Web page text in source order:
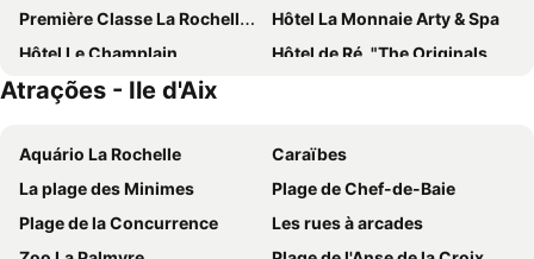
Première Classe La Rochelle Sud-Aytré
Hôtel La Monnaie Arty & Spa
Hôtel Le Champlain
Hôtel de Ré, "The Originals Résidence"
Les Flots - Hôtel et Restaurant face à l'océan - Châtelaillon-Plage
Ibis Styles La Rochelle Centre Gare
Hôtel Kyriad La Rochelle Centre Ville
ibis La Rochelle Centre Historique
Hôtel Les Brises
Mercure La Rochelle Vieux Port
B&B HOTEL La Rochelle Centre
Atrações - Ile d'Aix
Aquário La Rochelle
Caraïbes
La plage des Minimes
Plage de Chef-de-Baie
Plage de la Concurrence
Les rues à arcades